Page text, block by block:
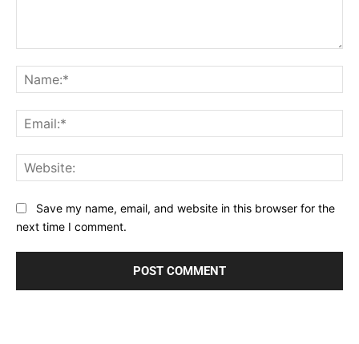
Save my name, email, and website in this browser for the
next time I comment.